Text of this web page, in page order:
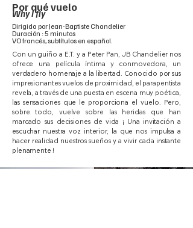
Por qué vuelo
Why I fly
Dirigida por Jean-Baptiste Chandelier
Duración : 5 minutos
VO francés, subtítulos en español.
Con un guiño a E.T. y a Peter Pan, JB Chandelier nos
ofrece una película íntima y conmovedora, un
verdadero homenaje a la libertad. Conocido por sus
impresionantes vuelos de proximidad, el parapentista
revela, a través de una puesta en escena muy poética,
las sensaciones que le proporciona el vuelo. Pero,
sobre todo, vuelve sobre las heridas que han
marcado sus decisiones de vida ¡ Una invitación a
escuchar nuestra voz interior, la que nos impulsa a
hacer realidad nuestros sueños y a vivir cada instante
plenamente !